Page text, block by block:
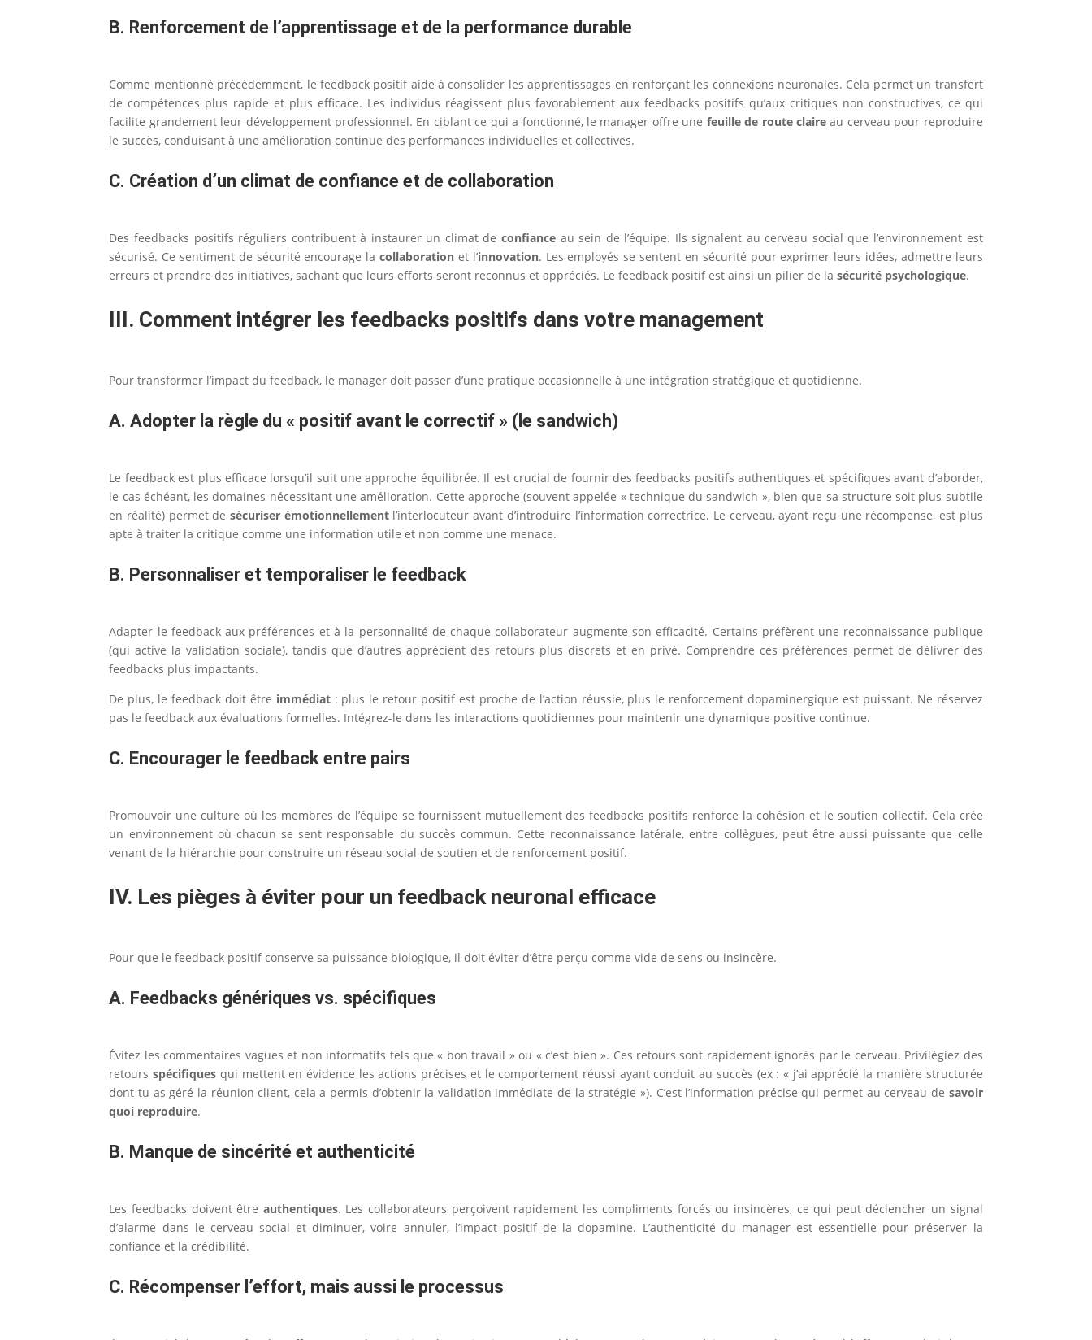
B. Renforcement de l’apprentissage et de la performance durable
Comme mentionné précédemment, le feedback positif aide à consolider les apprentissages en renforçant les connexions neuronales. Cela permet un transfert
de compétences plus rapide et plus efficace. Les individus réagissent plus favorablement aux feedbacks positifs qu’aux critiques non constructives, ce qui
facilite grandement leur développement professionnel. En ciblant ce qui a fonctionné, le manager offre une feuille de route claireau cerveau pour reproduire
le succès, conduisant à une amélioration continue des performances individuelles et collectives.
C. Création d’un climat de confiance et de collaboration
Des feedbacks positifs réguliers contribuent à instaurer un climat de confianceau sein de l’équipe. Ils signalent au cerveau social que l’environnement est
sécurisé. Ce sentiment de sécurité encourage lacollaboration et l’innovation. Les employés se sentent en sécurité pour exprimer leurs idées, admettre leurs
erreurs et prendre des initiatives, sachant que leurs efforts seront reconnus et appréciés. Le feedback positif est ainsi un pilier de lasécurité psychologique.
III. Comment intégrer les feedbacks positifs dans votre management
Pour transformer l’impact du feedback, le manager doit passer d’une pratique occasionnelle à une intégration stratégique et quotidienne.
A. Adopter la règle du « positif avant le correctif » (le sandwich)
Le feedback est plus efficace lorsqu’il suit une approche équilibrée. Il est crucial de fournir des feedbacks positifs authentiques et spécifiques avant d’aborder,
le cas échéant, les domaines nécessitant une amélioration. Cette approche (souvent appelée « technique du sandwich », bien que sa structure soit plus subtile
en réalité) permet desécuriser émotionnellementl’interlocuteur avant d’introduire l’information correctrice. Le cerveau, ayant reçu une récompense, est plus
apte à traiter la critique comme une information utile et non comme une menace.
B. Personnaliser et temporaliser le feedback
Adapter le feedback aux préférences et à la personnalité de chaque collaborateur augmente son efficacité. Certains préfèrent une reconnaissance publique
(qui active la validation sociale), tandis que d’autres apprécient des retours plus discrets et en privé. Comprendre ces préférences permet de délivrer des
feedbacks plus impactants.
De plus, le feedback doit être immédiat: plus le retour positif est proche de l’action réussie, plus le renforcement dopaminergique est puissant. Ne réservez
pas le feedback aux évaluations formelles. Intégrez-le dans les interactions quotidiennes pour maintenir une dynamique positive continue.
C. Encourager le feedback entre pairs
Promouvoir une culture où les membres de l’équipe se fournissent mutuellement des feedbacks positifs renforce la cohésion et le soutien collectif. Cela crée
un environnement où chacun se sent responsable du succès commun. Cette reconnaissance latérale, entre collègues, peut être aussi puissante que celle
venant de la hiérarchie pour construire un réseau social de soutien et de renforcement positif.
IV. Les pièges à éviter pour un feedback neuronal efficace
Pour que le feedback positif conserve sa puissance biologique, il doit éviter d’être perçu comme vide de sens ou insincère.
A. Feedbacks génériques vs. spécifiques
Évitez les commentaires vagues et non informatifs tels que « bon travail » ou « c’est bien ». Ces retours sont rapidement ignorés par le cerveau. Privilégiez des
retoursspécifiques qui mettent en évidence les actions précises et le comportement réussi ayant conduit au succès (ex : « j’ai apprécié la manière structurée
dont tu as géré la réunion client, cela a permis d’obtenir la validation immédiate de la stratégie »). C’est l’information précise qui permet au cerveau de savoir
quoi reproduire.
B. Manque de sincérité et authenticité
Les feedbacks doivent être authentiques. Les collaborateurs perçoivent rapidement les compliments forcés ou insincères, ce qui peut déclencher un signal
d’alarme dans le cerveau social et diminuer, voire annuler, l’impact positif de la dopamine. L’authenticité du manager est essentielle pour préserver la
confiance et la crédibilité.
C. Récompenser l’effort, mais aussi le processus